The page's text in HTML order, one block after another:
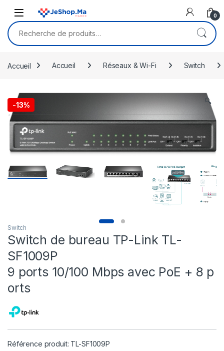
0
Recherche pour :
Accueil Accueil Réseaux & Wi-Fi Switch
-13% 🔍
Switch
Switch de bureau TP-Link TL-
SF1009P
9 ports 10/100 Mbps avec PoE + 8 p
orts
Référence produit: TL-SF1009P